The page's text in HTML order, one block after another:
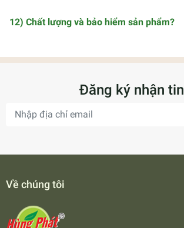
12) Chất lượng và bảo hiểm sản phẩm?
Đăng ký nhận tin
Về chúng tôi